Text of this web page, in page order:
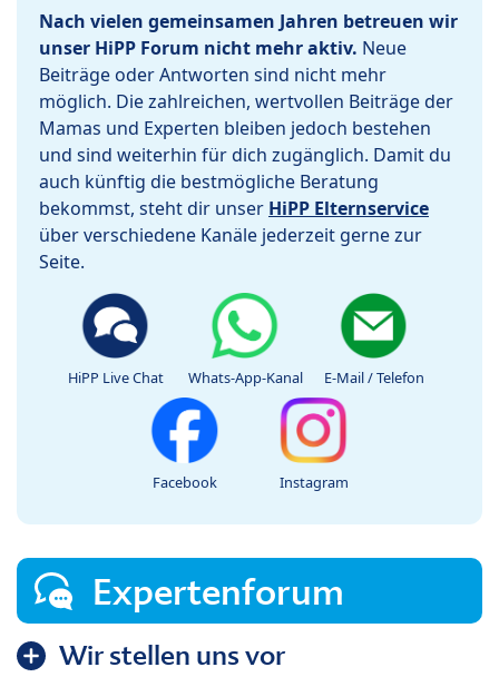
Nach vielen gemeinsamen Jahren betreuen wir
unser HiPP Forum nicht mehr aktiv. Neue
Beiträge oder Antworten sind nicht mehr
möglich. Die zahlreichen, wertvollen Beiträge der
Mamas und Experten bleiben jedoch bestehen
und sind weiterhin für dich zugänglich. Damit du
auch künftig die bestmögliche Beratung
bekommst, steht dir unser HiPP Elternservice
über verschiedene Kanäle jederzeit gerne zur
Seite.
HiPP Live Chat Whats-App-Kanal E-Mail / Telefon
Facebook Instagram
Expertenforum
Wir stellen uns vor